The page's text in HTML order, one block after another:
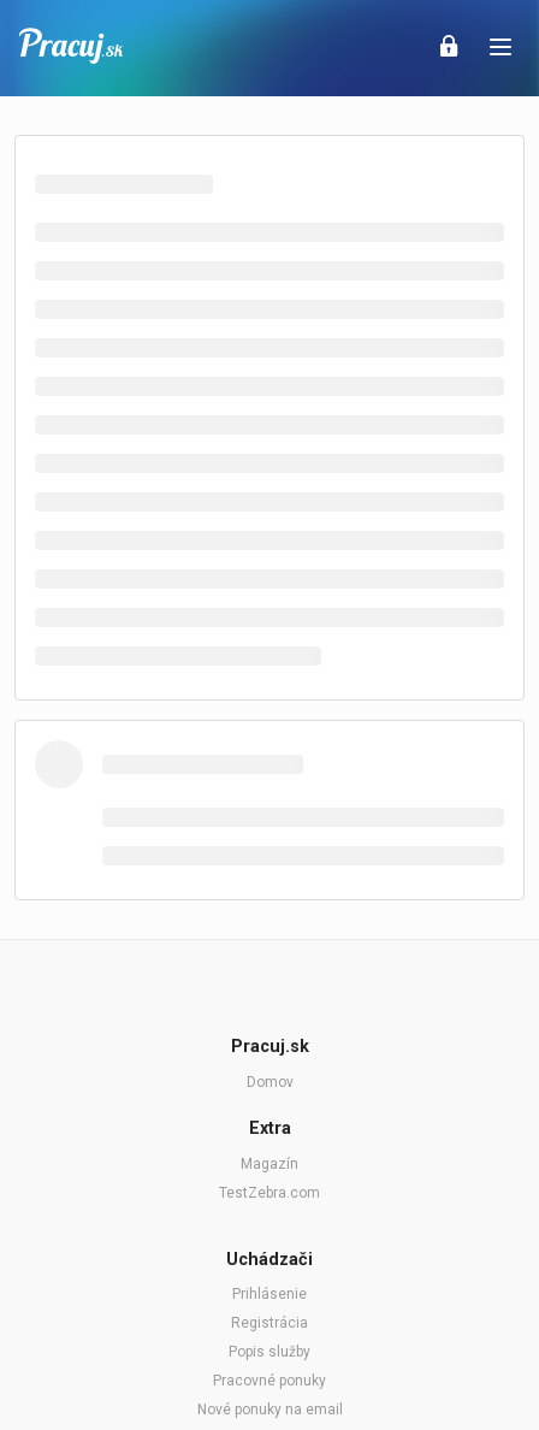
Pracuj.sk
Domov
Extra
Magazín
TestZebra.com
Uchádzači
Prihlásenie
Registrácia
Popis služby
Pracovné ponuky
Nové ponuky na email